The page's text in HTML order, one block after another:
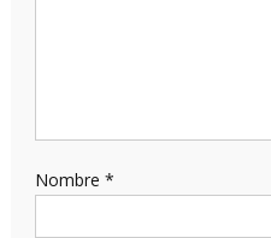
Nombre *